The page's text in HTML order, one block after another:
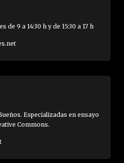
9 a 14:30 h y de 15:30 a 17 h
Especializadas en ensayo
Commons.